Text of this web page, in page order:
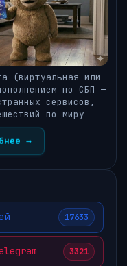
(виртуальная или
по СБП —
сервисов,
по миру
→
17633
3321